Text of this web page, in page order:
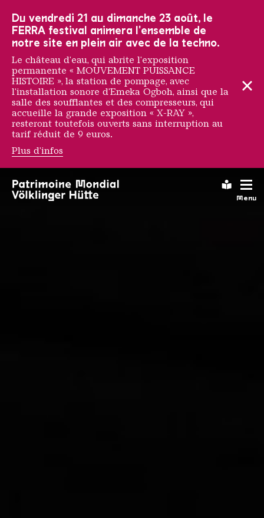
Menu
OPENING NIGHT -
Du vendredi 21 au dimanche 23 août, le
FERRA festival animera l'ensemble de
notre site en plein air avec de la techno.
Le château d'eau, qui abrite l'exposition
permanente « MOUVEMENT PUISSANCE
HISTOIRE », la station de pompage, avec
l'installation sonore d'Emeka Ogboh, ainsi que la
salle des soufflantes et des compresseurs, qui
accueille la grande exposition « X-RAY »,
resteront toutefois ouverts sans interruption au
tarif réduit de 9 euros.
Plus d'infos